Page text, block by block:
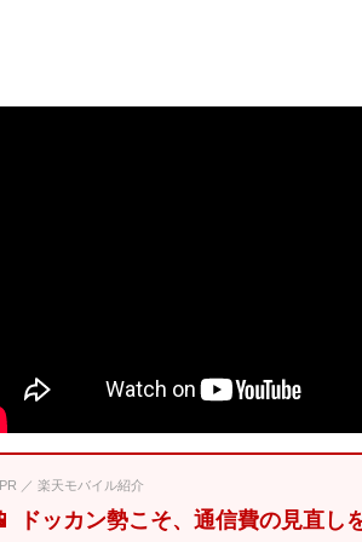
／ 楽天モバイル紹介
ドッカン勢こそ、通信費の見直し